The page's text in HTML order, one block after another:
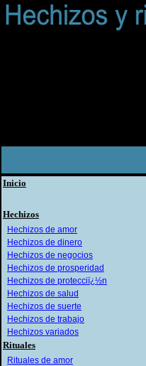
Inicio
Hechizos
Hechizos de amor
Hechizos de dinero
Hechizos de negocios
Hechizos de prosperidad
Hechizos de protecciï¿½n
Hechizos de salud
Hechizos de suerte
Hechizos de trabajo
Hechizos variados
Rituales
Rituales de amor